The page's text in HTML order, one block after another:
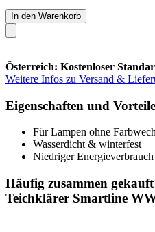
In den Warenkorb
Österreich: Kostenloser
Weitere Infos zu Versand &
Eigenschaften und Vorteile
Für Lampen ohne
Wasserdicht & winterfest
Niedriger Energieverbrauch
Häufig zusammen
Teichklärer Smartline